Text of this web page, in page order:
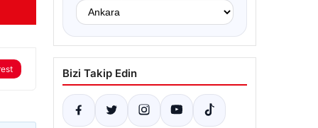
Bizi Takip Edin